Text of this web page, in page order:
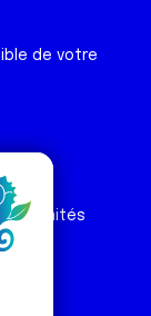
de votre
& comités